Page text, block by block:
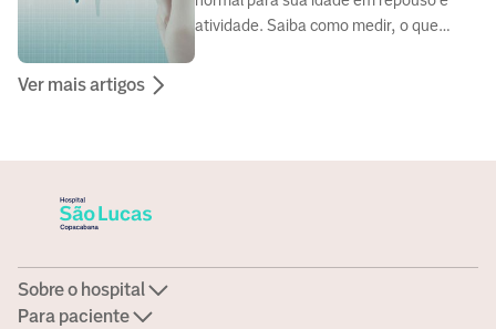
atividade. Saiba como medir, o que
Ver mais artigos
Sobre o hospital
Para paciente